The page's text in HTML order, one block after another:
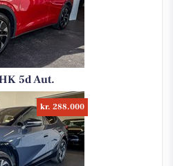
5d Aut.
kr. 288.000